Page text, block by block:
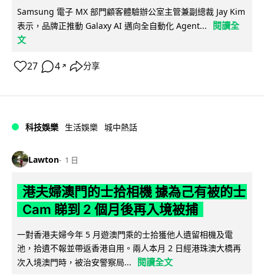
Samsung 電子 MX 部門顧客體驗辦公室主管兼副總裁 Jay Kim
表示，品牌正推動 Galaxy AI 邁向全自動化 Agent...
閱讀全
文
27 4 ↗ 分享
科技娛樂 生活娛樂 城中熱話
Lawton 1 日
港夫婦澳門的士拾相機 據為己有被的士
Cam 睇到 2 個月後再入境被捕
一對香港夫婦今年 5 月遊澳門乘的士拾獲他人遺留相機及電
池，拾遺不報並帶返香港自用。兩人本月 2 日經港珠澳大橋再
次入境澳門時，被治安警察局...
閱讀全文